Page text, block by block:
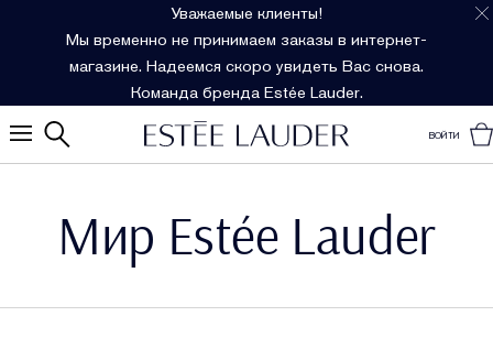
Уважаемые клиенты!
Мы временно не принимаем заказы в интернет-
магазине. Надеемся скоро увидеть Вас снова.
Команда бренда Estée Lauder.
ВОЙТИ
Мир Estée Lauder